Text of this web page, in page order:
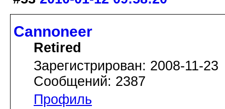
Cannoneer
Retired
Зарегистрирован: 2008-11-23
Сообщений: 2387
Профиль